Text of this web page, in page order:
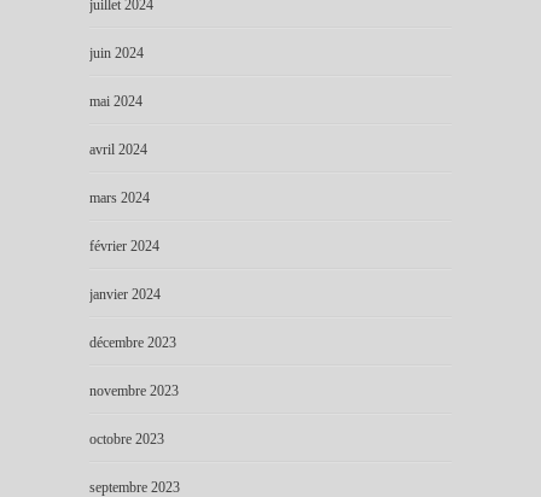
juillet 2024
juin 2024
mai 2024
avril 2024
mars 2024
février 2024
janvier 2024
décembre 2023
novembre 2023
octobre 2023
septembre 2023